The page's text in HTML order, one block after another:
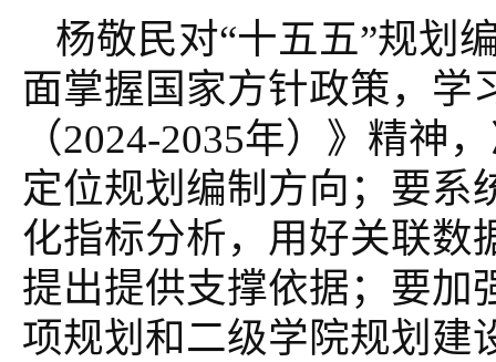
杨敬民对“十五五”规划
面掌握国家方针政策，学
（2024-2035年）》精神
定位规划编制方向；要系
化指标分析，用好关联数
提出提供支撑依据；要加
项规划和二级学院规划建